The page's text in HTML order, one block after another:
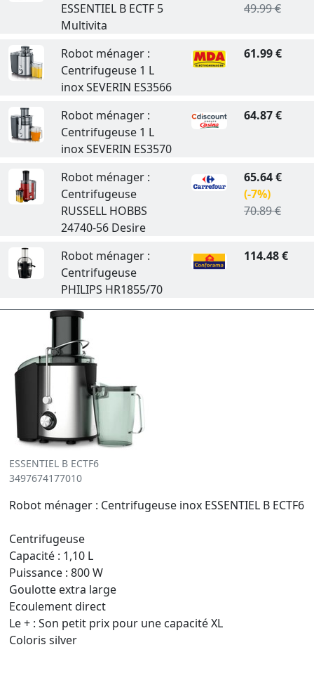
ESSENTIEL B ECTF 5
Multivita
49.99 €
Robot ménager :
Centrifugeuse 1 L
inox SEVERIN ES3566
61.99 €
Robot ménager :
Centrifugeuse 1 L
inox SEVERIN ES3570
64.87 €
Robot ménager :
Centrifugeuse
RUSSELL HOBBS
24740-56 Desire
65.64 €
(-7%)
70.89 €
Robot ménager :
Centrifugeuse
PHILIPS HR1855/70
114.48 €
ESSENTIEL B ECTF6
3497674177010
Robot ménager : Centrifugeuse inox ESSENTIEL B ECTF6
Centrifugeuse
Capacité : 1,10 L
Puissance : 800 W
Goulotte extra large
Ecoulement direct
Le + : Son petit prix pour une capacité XL
Coloris silver